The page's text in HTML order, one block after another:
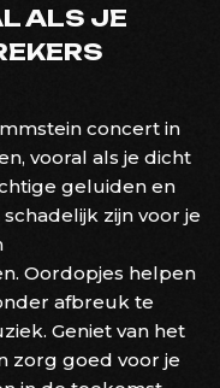
ALS JE
concert in
vooral als je dicht
geluiden en
zijn voor je
Oordopjes helpen
afbreuk te
Geniet van het
zorg goed voor je